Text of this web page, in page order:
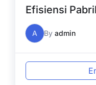
Efisiensi
A By admin